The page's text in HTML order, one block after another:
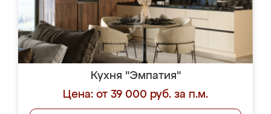
Кухня "Эмпатия"
Цена: от 39 000 руб. за п.м.